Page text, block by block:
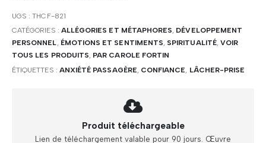
UGS :THCF-821
CATÉGORIES : ALLÉGORIES ET MÉTAPHORES, DÉVELOPPEMENT
PERSONNEL, ÉMOTIONS ET SENTIMENTS, SPIRITUALITÉ, VOIR
TOUS LES PRODUITS, PAR CAROLE FORTIN
ÉTIQUETTES : ANXIÉTÉ PASSAGÈRE CONFIANCE LÂCHER-PRISE
Produit téléchargeable
Lien de téléchargement valable pour 90 jours. Œuvre